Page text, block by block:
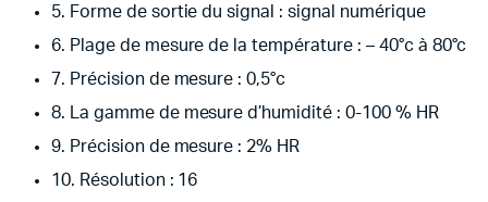
5. Forme de sortie du signal : signal numérique
6. Plage de mesure de la température : – 40°c à 80°c
7. Précision de mesure : 0,5°c
8. La gamme de mesure d’humidité : 0-100 % HR
9. Précision de mesure : 2% HR
10. Résolution : 16